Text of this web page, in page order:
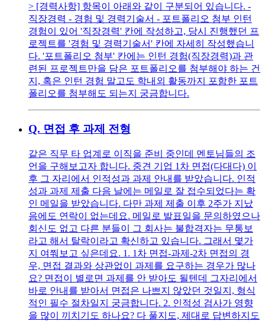
> [경력사항] 항목이 아래와 같이 구분되어 있습니다. -
직장경력 - 경험 및 경력기술서 - 포트폴리오 첨부 인턴
경험이 있어 '직장경력' 칸에 작성하고, 당시 진행했던 프
로젝트를 '경험 및 경력기술서' 칸에 자세히 작성했습니
다. '포트폴리오 첨부' 칸에는 인턴 경험(직장경력)과 관
련된 프로젝트만을 담은 포트폴리오를 첨부해야 하는 건
지, 혹은 인턴 경험 말고도 학내외 활동까지 포함한 포트
폴리오를 첨부해도 되는지 궁금합니다.
Q. 면접 후 과제 전형
같은 직무 타 업계로 이직을 준비 중인데 멘토님들의 조
언을 구해보고자 합니다. 중견 기업 1차 면접(다대다) 이
후 그 자리에서 인적성과 과제 안내를 받았습니다. 인적
성과 과제 제출 다음 날에는 메일로 잘 접수되었다는 확
인 메일을 받았습니다. 다만 과제 제출 이후 2주가 지났
음에도 연락이 없는데요. 메일로 발표일을 문의하였으나
회신도 없고 다른 분들이 그 회사는 불합격자는 무통보
라고 해서 탈락이라고 확신하고 있습니다. 그래서 몇가
지 여쭤보고 싶은데요. 1. 1차 면접-과제-2차 면접의 경
우, 면접 결과와 상관없이 과제를 요구하는 경우가 많나
요? 면접이 별로면 과제를 안 받아도 될텐데 그자리에서
바로 안내를 받아서 면접은 나쁘지 않았던 것일지, 형식
적인 필수 절차일지 궁금합니다. 2. 인적성 검사가 영향
을 많이 끼치기도 하나요? 다 풀지도, 제대로 답변하지도